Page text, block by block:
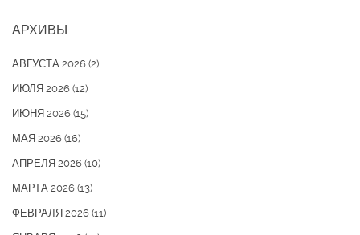
АРХИВЫ
АВГУСТА 2026 (2)
ИЮЛЯ 2026 (12)
ИЮНЯ 2026 (15)
МАЯ 2026 (16)
АПРЕЛЯ 2026 (10)
МАРТА 2026 (13)
ФЕВРАЛЯ 2026 (11)